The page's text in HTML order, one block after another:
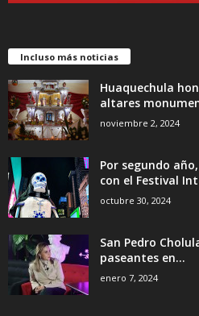
Incluso más noticias
Huaquechula
altares
noviembre 2, 2024
Por segundo
con el Festival
octubre 30, 2024
San Pedro
paseantes en...
enero 7, 2024